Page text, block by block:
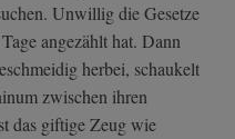
Unwillig die Gesetze
angezählt hat. Dann
herbei, schaukelt
zwischen ihren
das giftige Zeug wie